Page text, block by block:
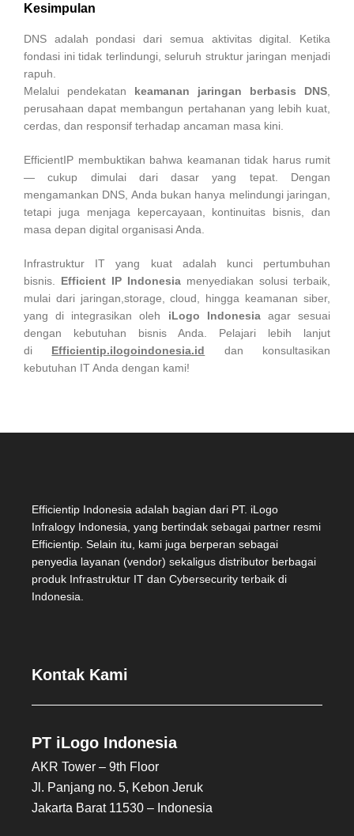
Kesimpulan
DNS adalah pondasi dari semua aktivitas digital. Ketika
fondasi ini tidak terlindungi, seluruh struktur jaringan menjadi
rapuh.
Melalui pendekatan keamanan jaringan berbasis DNS
perusahaan dapat membangun pertahanan yang lebih kuat,
cerdas, dan responsif terhadap ancaman masa kini.
EfficientIP membuktikan bahwa keamanan tidak harus rumit
— cukup dimulai dari dasar yang tepat. Dengan
mengamankan DNS, Anda bukan hanya melindungi jaringan,
tetapi juga menjaga kepercayaan, kontinuitas bisnis, dan
masa depan digital organisasi Anda.
Infrastruktur IT yang kuat adalah kunci pertumbuhan
bisnis. Efficient IP Indonesia menyediakan solusi terbaik,
mulai dari jaringan,storage, cloud, hingga keamanan siber,
yang di integrasikan oleh iLogo Indonesiaagar sesuai
dengan kebutuhan bisnis Anda. Pelajari lebih lanjut
di Efficientip.ilogoindonesia.id dan konsultasikan
kebutuhan IT Anda dengan kami!
Efficientip Indonesia adalah bagian dari PT. iLogo
Infralogy Indonesia, yang bertindak sebagai partner resmi
Efficientip. Selain itu, kami juga berperan sebagai
penyedia layanan (vendor) sekaligus distributor berbagai
produk Infrastruktur IT dan Cybersecurity terbaik di
Indonesia.
Kontak Kami
PT iLogo Indonesia
AKR Tower – 9th Floor
Jl. Panjang no. 5, Kebon Jeruk
Jakarta Barat 11530 – Indonesia